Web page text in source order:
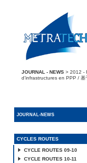
JOURNAL - NEWS > 2012 -
d’infrastructures en PPP /
JOURNAL-NEWS
CYCLES ROUTES
CYCLE ROUTES 09-10
CYCLE ROUTES 10-11